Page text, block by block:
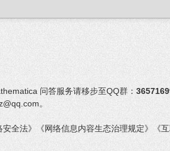
问答服务请移步至QQ群：
。
安全法》《网络信息内容生态治理规定》《